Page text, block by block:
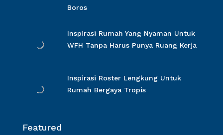
Boros
Inspirasi Rumah Yang Nyaman Untuk
WFH Tanpa Harus Punya Ruang Kerja
Inspirasi Roster Lengkung Untuk
Rumah Bergaya Tropis
Featured